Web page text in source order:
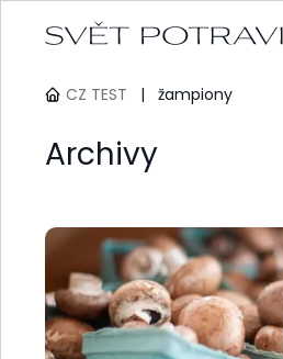
CZ TEST | žampiony
Archivy